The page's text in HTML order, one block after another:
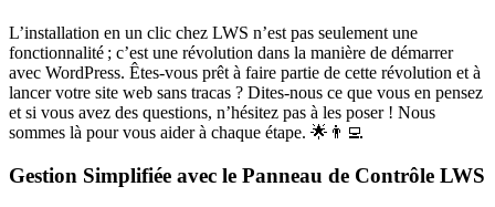
L’installation en un clic chez LWS n’est pas seulement une
fonctionnalité ; c’est une révolution dans la manière de démarrer
avec WordPress. Êtes-vous prêt à faire partie de cette révolution et à
lancer votre site web sans tracas ? Dites-nous ce que vous en pensez
et si vous avez des questions, n’hésitez pas à les poser ! Nous
sommes là pour vous aider à chaque étape. 🌟👨‍💻
Gestion Simplifiée avec le Panneau de Contrôle LWS